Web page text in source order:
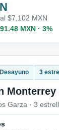
$7,102 MXN
MXN · 3%
Desayuno 3
Monterrey
Garza · 3